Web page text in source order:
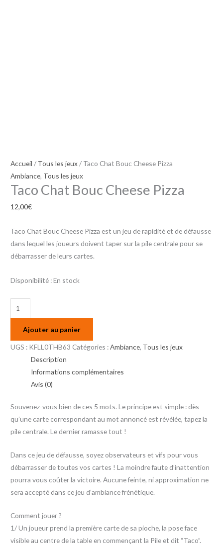
Accueil / Tous les jeux/ Taco Chat Bouc Cheese Pizza
Ambiance, Tous les jeux
Taco Chat Bouc Cheese Pizza
12,00€
Taco Chat Bouc Cheese Pizza est un jeu de rapidité et de défausse
dans lequel les joueurs doivent taper sur la pile centrale pour se
débarrasser de leurs cartes.
Disponibilité :En stock
Ajouter au panier
UGS : KFLL0THB63 Catégories :Ambiance, Tous les jeux
Description
Informations complémentaires
Avis (0)
Souvenez-vous bien de ces 5 mots. Le principe est simple : dès
qu’une carte correspondant au mot annoncé est révélée, tapez la
pile centrale. Le dernier ramasse tout !
Dans ce jeu de défausse, soyez observateurs et vifs pour vous
débarrasser de toutes vos cartes ! La moindre faute d’inattention
pourra vous coûter la victoire. Aucune feinte, ni approximation ne
sera accepté dans ce jeu d’ambiance frénétique.
Comment jouer ?
1/ Un joueur prend la première carte de sa pioche, la pose face
visible au centre de la table en commençant la Pile et dit “Taco”.